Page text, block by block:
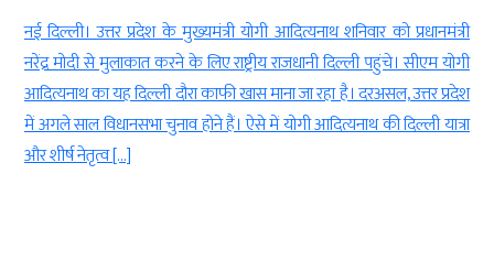
नई दिल्ली। उत्तर प्रदेश के मुख्यमंत्री योगी आदित्यनाथ शनिवार को प्रधानमंत्री
नरेंद्र मोदी से मुलाकात करने के लिए राष्ट्रीय राजधानी दिल्ली पहुंचे। सीएम योगी
आदित्यनाथ का यह दिल्ली दौरा काफी खास माना जा रहा है। दरअसल, उत्तर प्रदेश
में अगले साल विधानसभा चुनाव होने हैं। ऐसे में योगी आदित्यनाथ की दिल्ली यात्रा
और शीर्ष नेतृत्व […]